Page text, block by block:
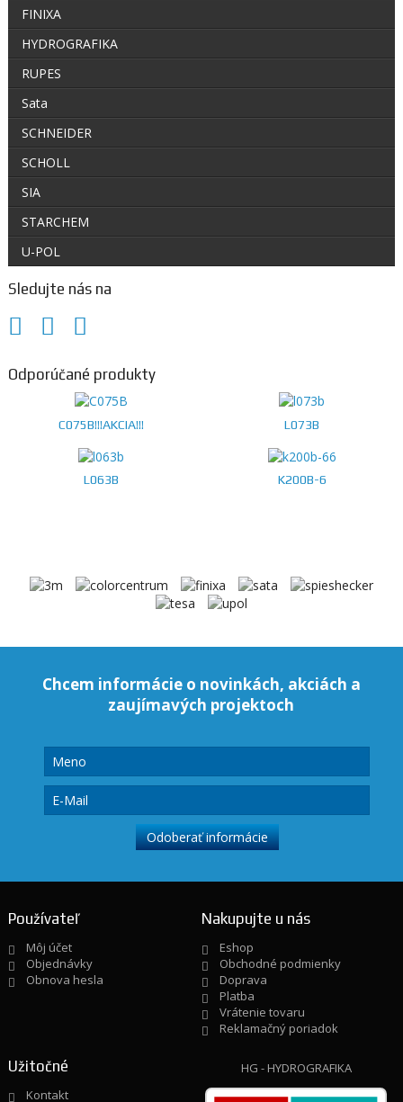
FINIXA
HYDROGRAFIKA
RUPES
Sata
SCHNEIDER
SCHOLL
SIA
STARCHEM
U-POL
Sledujte nás na
Odporúčané produkty
C075B!!!AKCIA!!! L073B
L063B K200B-6
Chcem informácie o novinkách, akciách a
zaujímavých projektoch
Používateľ
Môj účet
Objednávky
Obnova hesla
Nakupujte u nás
Eshop
Obchodné podmienky
Doprava
Platba
Vrátenie tovaru
Reklamačný poriadok
Užitočné
Kontakt
HG - HYDROGRAFIKA